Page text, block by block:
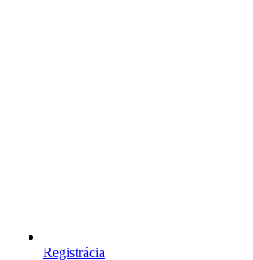
Registrácia